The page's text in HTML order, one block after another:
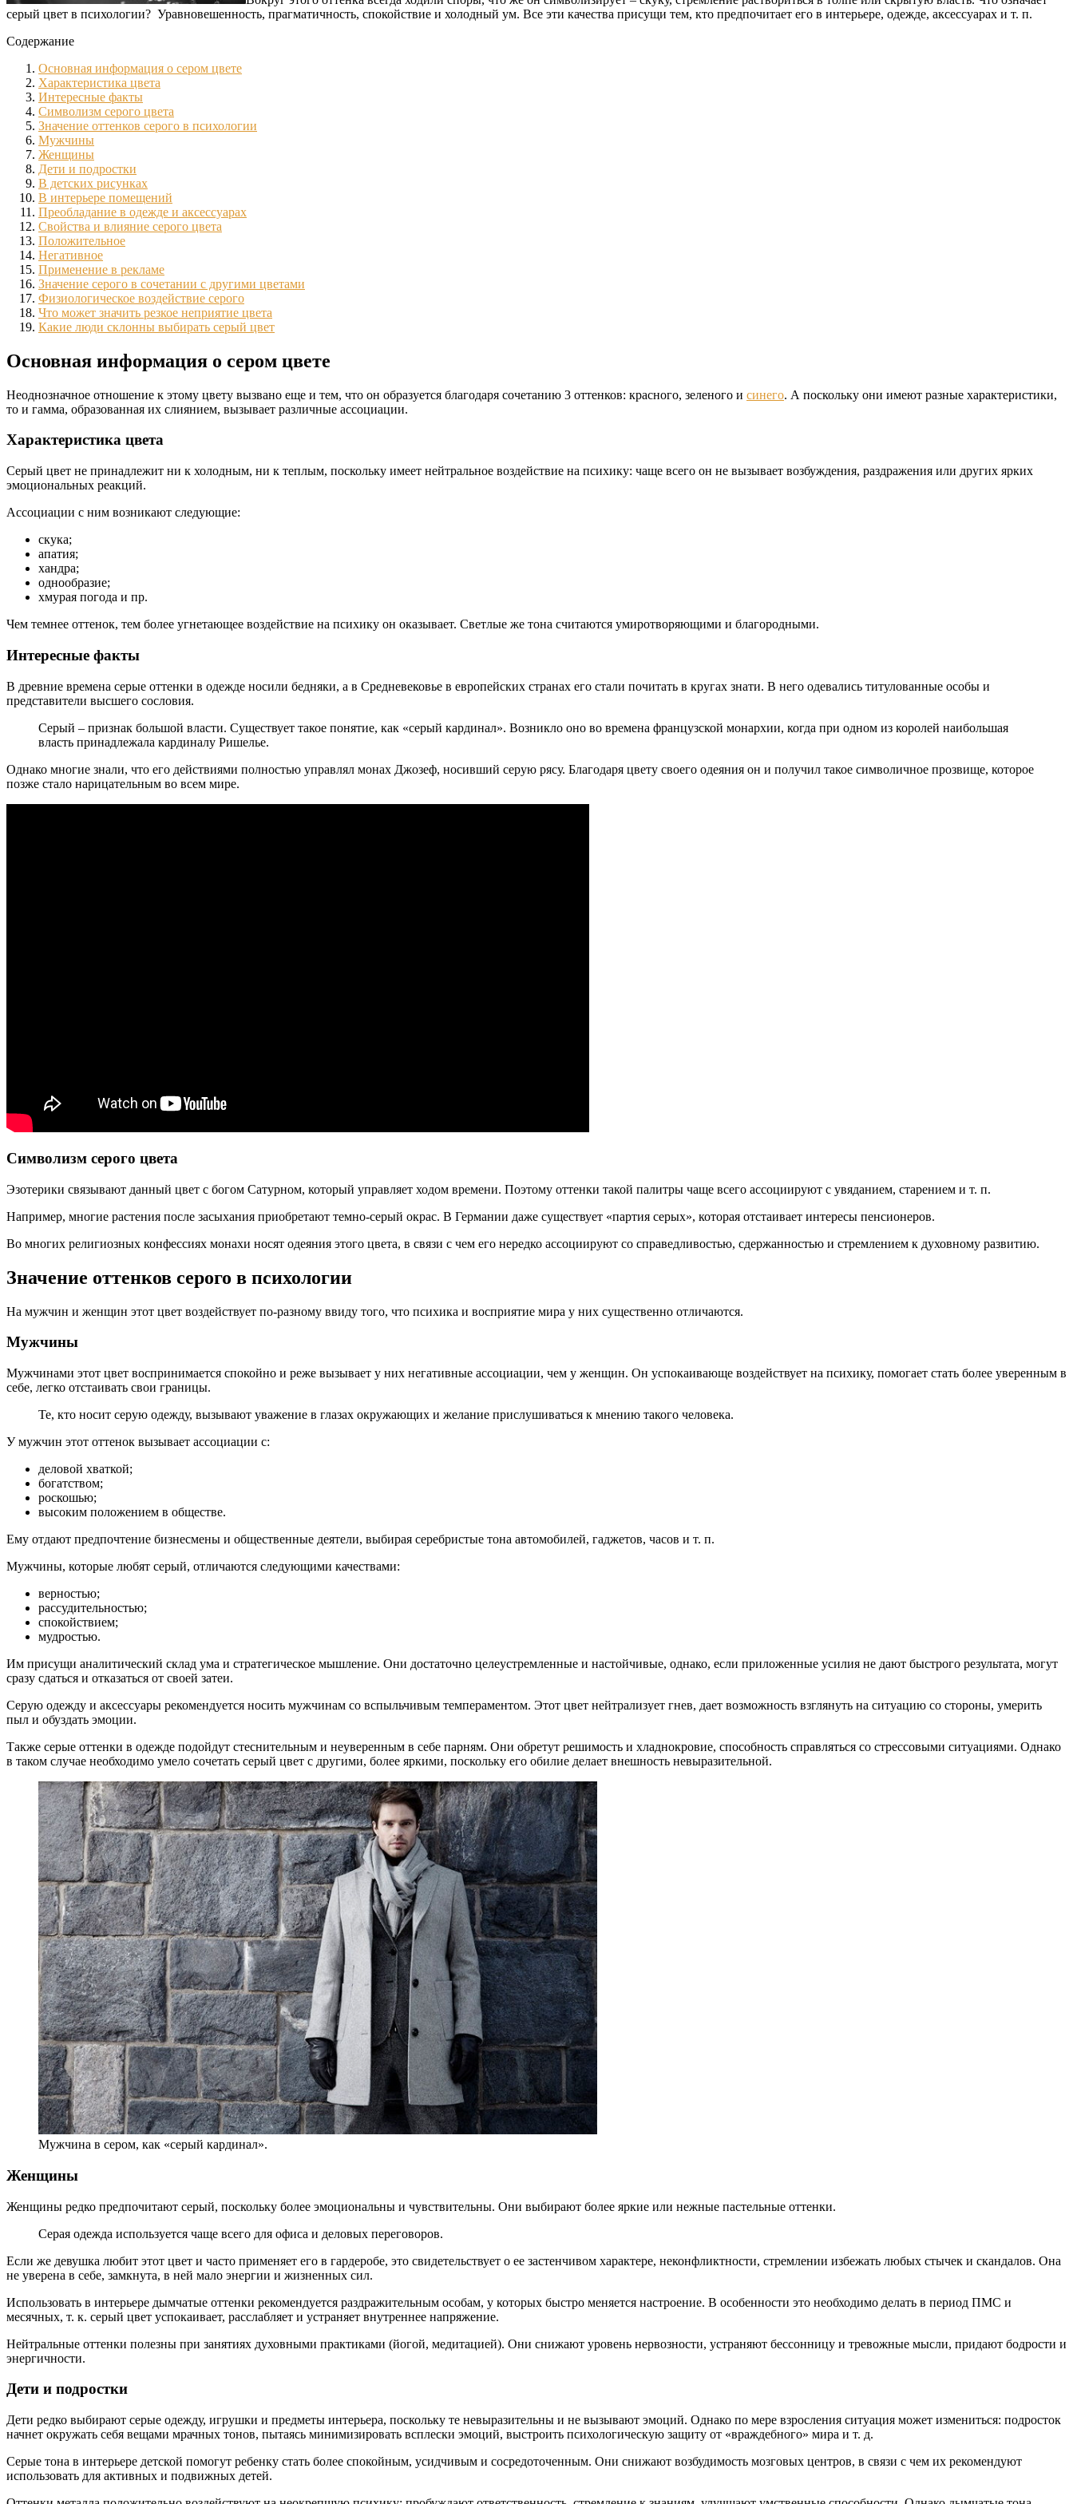
серый цвет в психологии? Уравновешенность, прагматичность, спокойствие и холодный ум. Все эти качества присущи тем, кто предпочитает его в интерьере, одежде, аксессуарах и т. п.
Содержание
Основная информация о сером цвете
Характеристика цвета
Интересные факты
Символизм серого цвета
Значение оттенков серого в психологии
Мужчины
Женщины
Дети и подростки
В детских рисунках
В интерьере помещений
Преобладание в одежде и аксессуарах
Свойства и влияние серого цвета
Положительное
Негативное
Применение в рекламе
Значение серого в сочетании с другими цветами
Физиологическое воздействие серого
Что может значить резкое неприятие цвета
Какие люди склонны выбирать серый цвет
Основная информация о сером цвете
Неоднозначное отношение к этому цвету вызвано еще и тем, что он образуется благодаря сочетанию 3 оттенков: красного, зеленого и синего. А поскольку они имеют разные характеристики,
то и гамма, образованная их слиянием, вызывает различные ассоциации.
Характеристика цвета
Серый цвет не принадлежит ни к холодным, ни к теплым, поскольку имеет нейтральное воздействие на психику: чаще всего он не вызывает возбуждения, раздражения или других ярких
эмоциональных реакций.
Ассоциации с ним возникают следующие:
скука;
апатия;
хандра;
однообразие;
хмурая погода и пр.
Чем темнее оттенок, тем более угнетающее воздействие на психику он оказывает. Светлые же тона считаются умиротворяющими и благородными.
Интересные факты
В древние времена серые оттенки в одежде носили бедняки, а в Средневековье в европейских странах его стали почитать в кругах знати. В него одевались титулованные особы и
представители высшего сословия.
Серый – признак большой власти. Существует такое понятие, как «серый кардинал». Возникло оно во времена французской монархии, когда при одном из королей наибольшая
власть принадлежала кардиналу Ришелье.
Однако многие знали, что его действиями полностью управлял монах Джозеф, носивший серую рясу. Благодаря цвету своего одеяния он и получил такое символичное прозвище, которое
позже стало нарицательным во всем мире.
Символизм серого цвета
Эзотерики связывают данный цвет с богом Сатурном, который управляет ходом времени. Поэтому оттенки такой палитры чаще всего ассоциируют с увяданием, старением и т. п.
Например, многие растения после засыхания приобретают темно-серый окрас. В Германии даже существует «партия серых», которая отстаивает интересы пенсионеров.
Во многих религиозных конфессиях монахи носят одеяния этого цвета, в связи с чем его нередко ассоциируют со справедливостью, сдержанностью и стремлением к духовному развитию.
Значение оттенков серого в психологии
На мужчин и женщин этот цвет воздействует по-разному ввиду того, что психика и восприятие мира у них существенно отличаются.
Мужчины
Мужчинами этот цвет воспринимается спокойно и реже вызывает у них негативные ассоциации, чем у женщин. Он успокаивающе воздействует на психику, помогает стать более уверенным в
себе, легко отстаивать свои границы.
Те, кто носит серую одежду, вызывают уважение в глазах окружающих и желание прислушиваться к мнению такого человека.
У мужчин этот оттенок вызывает ассоциации с:
деловой хваткой;
богатством;
роскошью;
высоким положением в обществе.
Ему отдают предпочтение бизнесмены и общественные деятели, выбирая серебристые тона автомобилей, гаджетов, часов и т. п.
Мужчины, которые любят серый, отличаются следующими качествами:
верностью;
рассудительностью;
спокойствием;
мудростью.
Им присущи аналитический склад ума и стратегическое мышление. Они достаточно целеустремленные и настойчивые, однако, если приложенные усилия не дают быстрого результата, могут
сразу сдаться и отказаться от своей затеи.
Серую одежду и аксессуары рекомендуется носить мужчинам со вспыльчивым темпераментом. Этот цвет нейтрализует гнев, дает возможность взглянуть на ситуацию со стороны, умерить
пыл и обуздать эмоции.
Также серые оттенки в одежде подойдут стеснительным и неуверенным в себе парням. Они обретут решимость и хладнокровие, способность справляться со стрессовыми ситуациями. Однако
в таком случае необходимо умело сочетать серый цвет с другими, более яркими, поскольку его обилие делает внешность невыразительной.
Мужчина в сером, как «серый кардинал».
Женщины
Женщины редко предпочитают серый, поскольку более эмоциональны и чувствительны. Они выбирают более яркие или нежные пастельные оттенки.
Серая одежда используется чаще всего для офиса и деловых переговоров.
Если же девушка любит этот цвет и часто применяет его в гардеробе, это свидетельствует о ее застенчивом характере, неконфликтности, стремлении избежать любых стычек и скандалов. Она
не уверена в себе, замкнута, в ней мало энергии и жизненных сил.
Использовать в интерьере дымчатые оттенки рекомендуется раздражительным особам, у которых быстро меняется настроение. В особенности это необходимо делать в период ПМС и
месячных, т. к. серый цвет успокаивает, расслабляет и устраняет внутреннее напряжение.
Нейтральные оттенки полезны при занятиях духовными практиками (йогой, медитацией). Они снижают уровень нервозности, устраняют бессонницу и тревожные мысли, придают бодрости и
энергичности.
Дети и подростки
Дети редко выбирают серые одежду, игрушки и предметы интерьера, поскольку те невыразительны и не вызывают эмоций. Однако по мере взросления ситуация может измениться: подросток
начнет окружать себя вещами мрачных тонов, пытаясь минимизировать всплески эмоций, выстроить психологическую защиту от «враждебного» мира и т. д.
Серые тона в интерьере детской помогут ребенку стать более спокойным, усидчивым и сосредоточенным. Они снижают возбудимость мозговых центров, в связи с чем их рекомендуют
использовать для активных и подвижных детей.